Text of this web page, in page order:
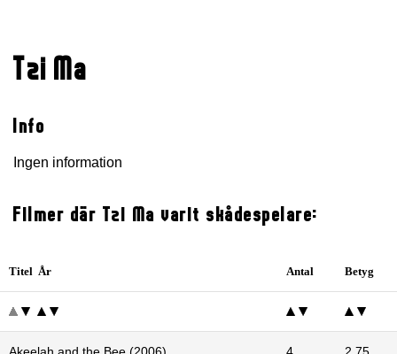
Tzi Ma
Info
Ingen information
Filmer där Tzi Ma varit skådespelare:
Titel År Antal Betyg
Akeelah and the Bee (2006) 4 2,75